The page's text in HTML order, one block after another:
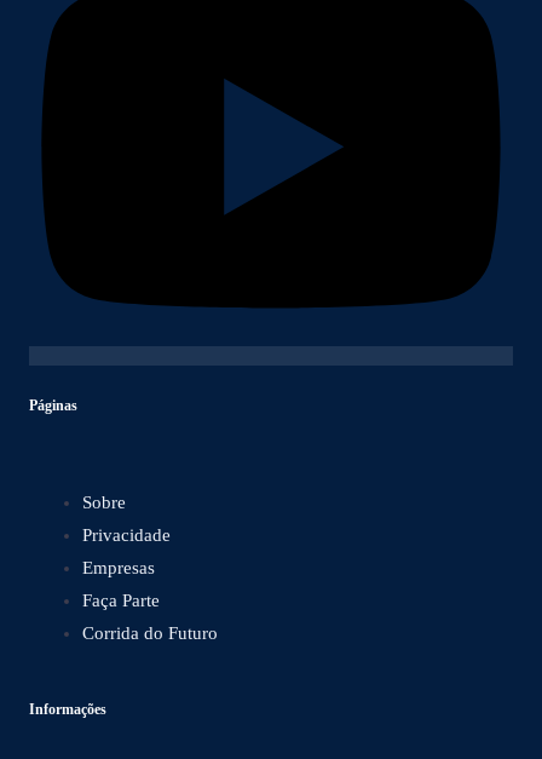
Páginas
Sobre
Privacidade
Empresas
Faça Parte
Corrida do Futuro
Informações